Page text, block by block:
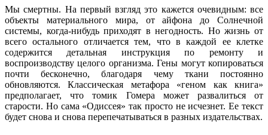
Мы смертны. На первый взгляд это кажется очевидным: все
объекты материального мира, от айфона до Солнечной
системы, когда-нибудь приходят в негодность. Но жизнь от
всего остального отличается тем, что в каждой ее клетке
содержится детальная инструкция по ремонту и
воспроизводству целого организма. Гены могут копироваться
почти бесконечно, благодаря чему ткани постоянно
обновляются. Классическая метафора «геном как книга»
предполагает, что томик Гомера может развалиться от
старости. Но сама «Одиссея» так просто не исчезнет. Ее текст
будет снова и снова перепечатываться в разных издательствах.